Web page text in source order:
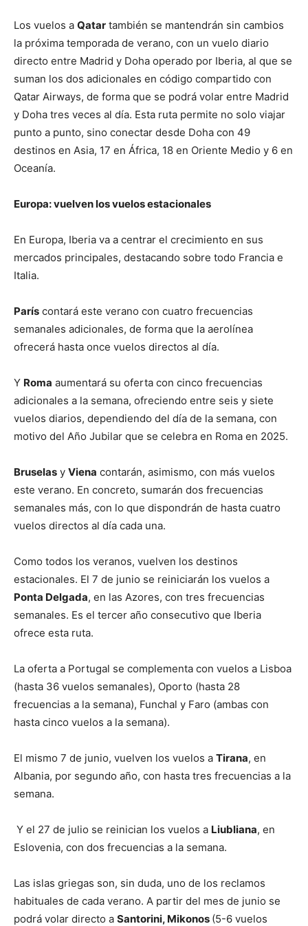
Los vuelos a Qatar también se mantendrán sin cambios
la próxima temporada de verano, con un vuelo diario
directo entre Madrid y Doha operado por Iberia, al que se
suman los dos adicionales en código compartido con
Qatar Airways, de forma que se podrá volar entre Madrid
y Doha tres veces al día. Esta ruta permite no solo viajar
punto a punto, sino conectar desde Doha con 49
destinos en Asia, 17 en África, 18 en Oriente Medio y 6 en
Oceanía.
Europa: vuelven los vuelos estacionales
En Europa, Iberia va a centrar el crecimiento en sus
mercados principales, destacando sobre todo Francia e
Italia.
París contará este verano con cuatro frecuencias
semanales adicionales, de forma que la aerolínea
ofrecerá hasta once vuelos directos al día.
Y Roma aumentará su oferta con cinco frecuencias
adicionales a la semana, ofreciendo entre seis y siete
vuelos diarios, dependiendo del día de la semana, con
motivo del Año Jubilar que se celebra en Roma en 2025.
Bruselas y Viena contarán, asimismo, con más vuelos
este verano. En concreto, sumarán dos frecuencias
semanales más, con lo que dispondrán de hasta cuatro
vuelos directos al día cada una.
Como todos los veranos, vuelven los destinos
estacionales. El 7 de junio se reiniciarán los vuelos a
Ponta Delgada, en las Azores, con tres frecuencias
semanales. Es el tercer año consecutivo que Iberia
ofrece esta ruta.
La oferta a Portugal se complementa con vuelos a Lisboa
(hasta 36 vuelos semanales), Oporto (hasta 28
frecuencias a la semana), Funchal y Faro (ambas con
hasta cinco vuelos a la semana).
El mismo 7 de junio, vuelven los vuelos a Tirana, en
Albania, por segundo año, con hasta tres frecuencias a la
semana.
Y el 27 de julio se reinician los vuelos a Liubliana, en
Eslovenia, con dos frecuencias a la semana.
Las islas griegas son, sin duda, uno de los reclamos
habituales de cada verano. A partir del mes de junio se
podrá volar directo a Santorini, Mikonos (5-6 vuelos